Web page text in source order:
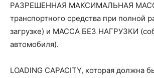
РАЗРЕШЕННАЯ МАКСИМАЛЬНАЯ
транспортного средства при полной
загрузке) и МАССА БЕЗ НАГРУЗКИ
автомобиля).
LOADING CAPACITY, которая должна